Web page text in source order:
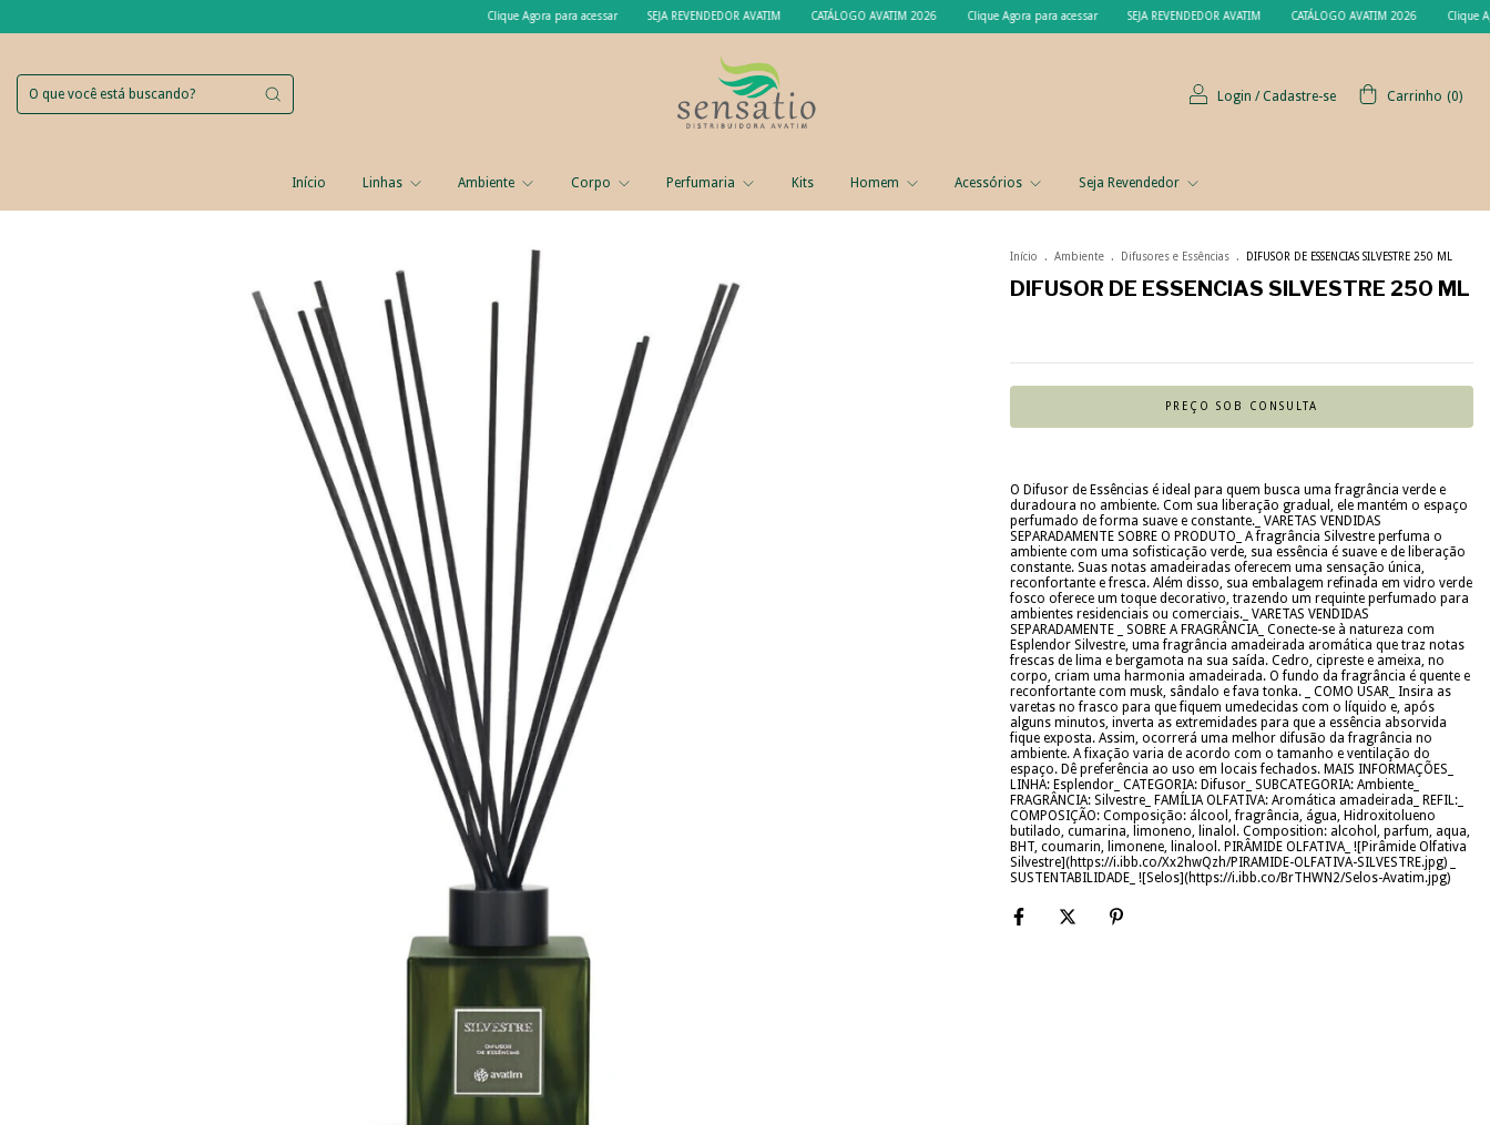
Clique Agora para acessar SEJA REVENDEDOR AVATIM CATÁLOGO AVATIM 2026 Clique Agora para acessar SEJA REVENDEDOR AVATIM CATÁLOGO AVATIM 2026 Clique Agora para
Login /Cadastre-se Carrinho (0)
Início Linhas Ambiente Corpo Perfumaria Kits Homem Acessórios Seja Revendedor
Início . Ambiente . Difusores e Essências . DIFUSOR DE ESSENCIAS SILVESTRE 250 ML
DIFUSOR DE ESSENCIAS SILVESTRE 250 ML
O Difusor de Essências é ideal para quem busca uma fragrância verde e
duradoura no ambiente. Com sua liberação gradual, ele mantém o espaço
perfumado de forma suave e constante._ VARETAS VENDIDAS
SEPARADAMENTE SOBRE O PRODUTO_ A fragrância Silvestre perfuma o
ambiente com uma sofisticação verde, sua essência é suave e de liberação
constante. Suas notas amadeiradas oferecem uma sensação única,
reconfortante e fresca. Além disso, sua embalagem refinada em vidro verde
fosco oferece um toque decorativo, trazendo um requinte perfumado para
ambientes residenciais ou comerciais._ VARETAS VENDIDAS
SEPARADAMENTE _ SOBRE A FRAGRÂNCIA_ Conecte-se à natureza com
Esplendor Silvestre, uma fragrância amadeirada aromática que traz notas
frescas de lima e bergamota na sua saída. Cedro, cipreste e ameixa, no
corpo, criam uma harmonia amadeirada. O fundo da fragrância é quente e
reconfortante com musk, sândalo e fava tonka. _ COMO USAR_ Insira as
varetas no frasco para que fiquem umedecidas com o líquido e, após
alguns minutos, inverta as extremidades para que a essência absorvida
fique exposta. Assim, ocorrerá uma melhor difusão da fragrância no
ambiente. A fixação varia de acordo com o tamanho e ventilação do
espaço. Dê preferência ao uso em locais fechados. MAIS INFORMAÇÕES_
LINHA: Esplendor_ CATEGORIA: Difusor_ SUBCATEGORIA: Ambiente_
FRAGRÂNCIA: Silvestre_ FAMÍLIA OLFATIVA: Aromática amadeirada_ REFIL:_
COMPOSIÇÃO: Composição: álcool, fragrância, água, Hidroxitolueno
butilado, cumarina, limoneno, linalol. Composition: alcohol, parfum, aqua,
BHT, coumarin, limonene, linalool. PIRÂMIDE OLFATIVA_ ![Pirâmide Olfativa
Silvestre](https://i.ibb.co/Xx2hwQzh/PIRAMIDE-OLFATIVA-SILVESTRE.jpg) _
SUSTENTABILIDADE_ ![Selos](https://i.ibb.co/BrTHWN2/Selos-Avatim.jpg)